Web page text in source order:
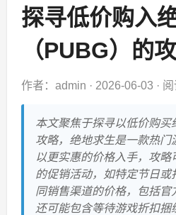
探寻低价购入
（PUBG）的
作者：admin · 2026-06-03 ·
本文聚焦于探寻以低价购
攻略，绝地求生是一款热门
以更实惠的价格入手，攻
的促销活动，如特定节日或
同销售渠道的价格，包括官
还可能包含等待游戏折扣